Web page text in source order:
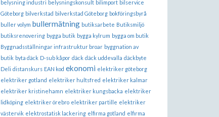
belysning industri belysningskonsult bilimport bilservice
Göteborg bilverkstad bilverkstad Göteborg bokföringsbyrå
buller volym bullermätning butiksarbete Butiksmiljö
butiksrenovering bygga butik bygga kylrum bygga om butik
Byggnadsställningar infrastruktur broar byggnation av
butik byta däck D-sub kåpor däck däck uddevalla däckbyte
Deli distanskurs EAN kod ekonomi elektriker göteborg
elektriker gotland elektriker hultsfred elektriker kalmar
elektriker kristinehamn elektriker kungsbacka elektriker
lidköping elektriker örebro elektriker partille elektriker
västervik elektrostatisk lackering elfirma gotland elfirma